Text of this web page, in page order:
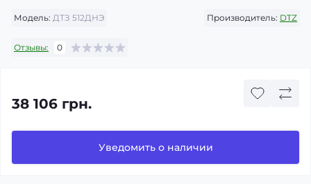
Модель: ДТЗ 512ДНЭ Производитель: DTZ
Отзывы: 0
38 106 грн.
Уведомить о наличии